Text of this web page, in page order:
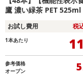
鷹 濃い緑茶 PET 525ml
お試し費用 税
1本あたり
参考価格
オープン